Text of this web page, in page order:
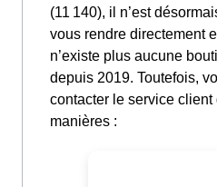
(11 140), il n’est
vous rendre directement
n’existe plus aucune
depuis 2019. Toutefois,
contacter le service client
manières :